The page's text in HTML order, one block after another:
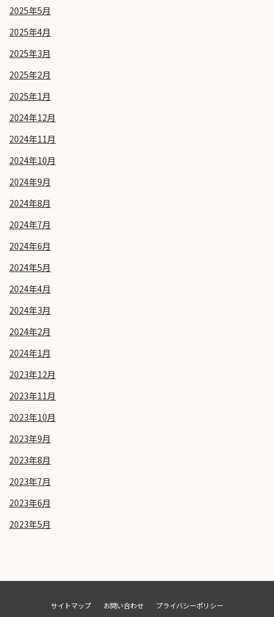
2025年5月
2025年4月
2025年3月
2025年2月
2025年1月
2024年12月
2024年11月
2024年10月
2024年9月
2024年8月
2024年7月
2024年6月
2024年5月
2024年4月
2024年3月
2024年2月
2024年1月
2023年12月
2023年11月
2023年10月
2023年9月
2023年8月
2023年7月
2023年6月
2023年5月
サイトマップ お問い合わせ プライバシーポリシー